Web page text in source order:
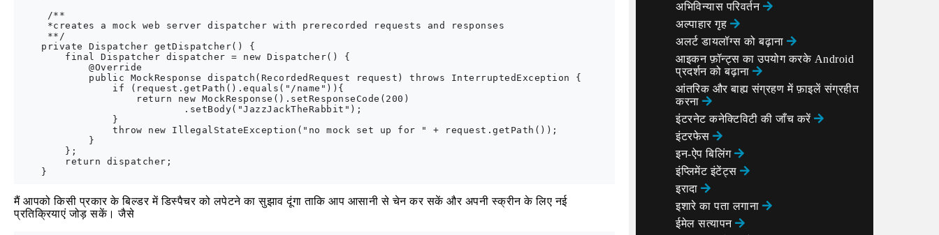
     /**
     *creates a mock web server dispatcher with prerecorded requests and responses
     **/
    private Dispatcher getDispatcher() {
        final Dispatcher dispatcher = new Dispatcher() {
            @Override
            public MockResponse dispatch(RecordedRequest request) throws InterruptedException {
                if (request.getPath().equals("/name")){
                    return new MockResponse().setResponseCode(200)
                            .setBody("JazzJackTheRabbit");
                }
                throw new IllegalStateException("no mock set up for " + request.getPath());
            }
        };
        return dispatcher;
मैं आपको किसी प्रकार के बिल्डर में डिस्पैचर को लपेटने का सुझाव दूंगा ताकि आप आसानी से चेन कर सकें और अपनी स्क्रीन के लिए नई
प्रतिक्रियाएं जोड़ सकें। जैसे
अभिविन्यास परिवर्तन
अल्पाहार गृह
अलर्ट डायलॉग्स को बढ़ाना
आइकन फ़ॉन्ट्स का उपयोग करके Android
प्रदर्शन को बढ़ाना
आंतरिक और बाह्य संग्रहण में फ़ाइलें संग्रहीत
करना
इंटरनेट कनेक्टिविटी की जाँच करें
इंटरफेस
इन-ऐप बिलिंग
इंप्लिमेंट इंटेंट्स
इरादा
इशारे का पता लगाना
ईमेल सत्यापन